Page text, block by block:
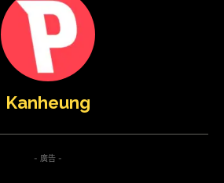
Kanheung
- 廣告 -